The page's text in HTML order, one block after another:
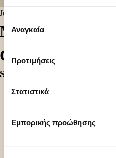
συγκατάθεσης
Αναγκαία
Προτιμήσεις
Στατιστικά
Εμπορικής προώθησης
June 26, 2024
MILKO
CONE 75GR
Share